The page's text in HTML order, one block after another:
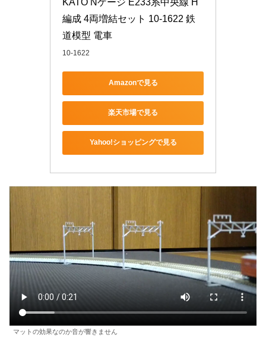
編成 4両増結セット 10-1622 鉄
道模型 電車
10-1622
Amazonで見る
楽天市場で見る
Yahoo!ショッピングで見る
マットの効果なのか音が響きません